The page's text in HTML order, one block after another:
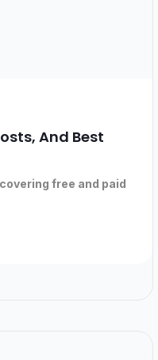
And Best
free and paid